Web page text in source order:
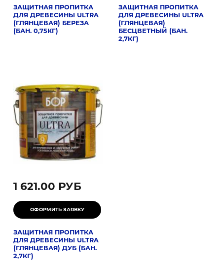
ЗАЩИТНАЯ ПРОПИТКА
ДЛЯ ДРЕВЕСИНЫ ULTRA
(ГЛЯНЦЕВАЯ) БЕРЕЗА
(БАН. 0,75КГ)
ЗАЩИТНАЯ ПРОПИТКА
ДЛЯ ДРЕВЕСИНЫ ULTRA
(ГЛЯНЦЕВАЯ)
БЕСЦВЕТНЫЙ (БАН.
2,7КГ)
1 621.00 РУБ
ЗАЩИТНАЯ ПРОПИТКА
ДЛЯ ДРЕВЕСИНЫ ULTRA
(ГЛЯНЦЕВАЯ) ДУБ (БАН.
2,7КГ)